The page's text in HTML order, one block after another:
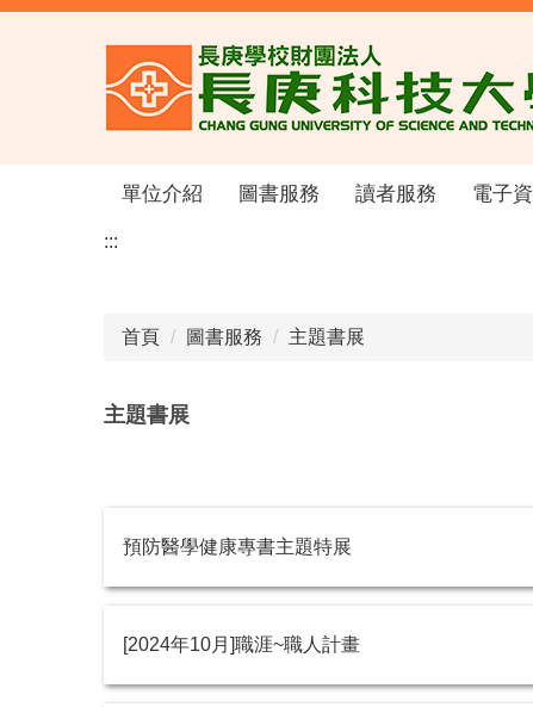
跳
單位介紹 圖書服務 讀者服務 電子
:::
首頁 圖書服務 主題書展
主題書展
預防醫學健康專書主題特展
[2024年10月]職涯~職人計畫